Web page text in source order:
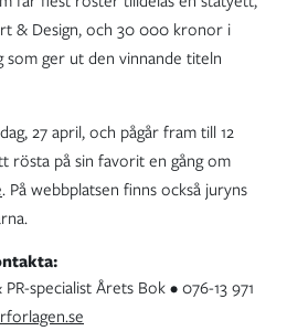
& Design, och 30 000 kronor i
som ger ut den vinnande titeln
27 april, och pågår fram till 12
rösta på sin favorit en gång om
. På webbplatsen finns också juryns
specialist Årets Bok • 076-13 971